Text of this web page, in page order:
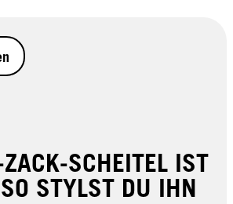
SCHEITEL IST
STYLST DU IHN